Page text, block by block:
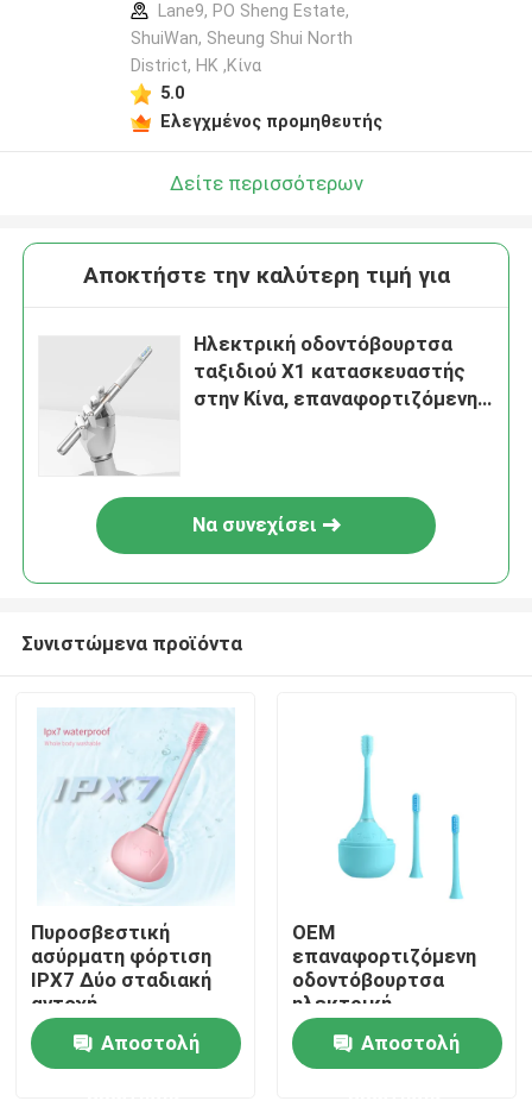
Σπίτι
Προϊόντα
Lane9, PO Sheng Estate,
ShuiWan, Sheung Shui North
District, HK ,Κίνα
5.0
Ελεγχμένος προμηθευτής
Δείτε περισσότερων
Αποκτήστε την καλύτερη τιμή για
Ηλεκτρική οδοντόβουρτσα
ταξιδιού X1 κατασκευαστής
στην Κίνα, επαναφορτιζόμενη
Να συνεχίσει
Συνιστώμενα προϊόντα
Πυροσβεστική
ασύρματη φόρτιση
IPX7 Δύο σταδιακή
αντοχή
Αποστολή
OEM
επαναφορτιζόμενη
οδοντόβουρτσα
ηλεκτρική
οδοντόβουρτσα
υπερήχων σιλικόνης
Αποστολή